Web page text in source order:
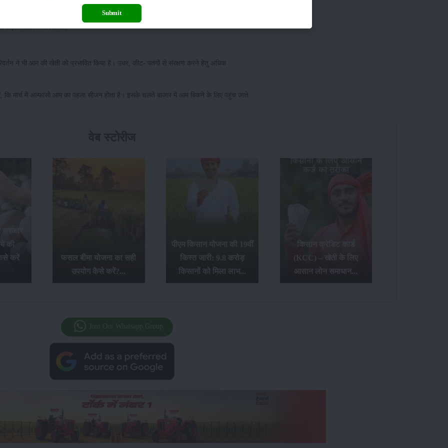
असर पड़ने से इसकी पैदावार घट कर 200 दर्जन पर ही सिमट गई है।
information in Hindi)
ने भी आम की खेती को प्रभावित किया है। उधर, कीट- पतंगों से संरक्षण करने हेतु अधिक
कि मार्च में अल्फांसो आम का पहला सीजन होता है। इसके चलते बाजार में आम बिकने के लिए पहुंच जाते
की
करें
फसल बीमा योजना का सही
उपयोग कैसे करें?...
पीएम किसान योजना की 19वीं
किस्त जारी: 9.8 करोड़
किसानों को मिला लाभ...
किसान क्रेडिट कार्ड
(KCC) – खेती के लिए
आसान लोन समाधान...
Join Our Whatsapp Group
Submit